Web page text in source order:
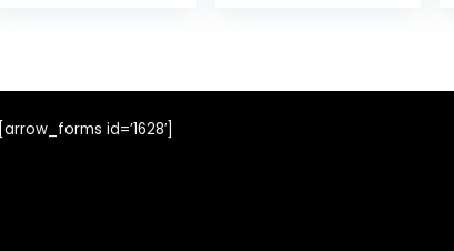
[arrow_forms id=’1628′]